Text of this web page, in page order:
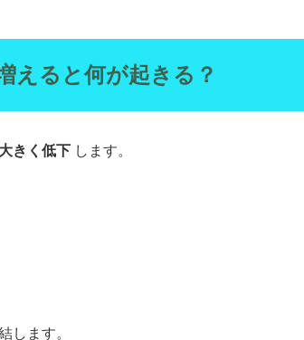
えると何が起きる？
きく低下 します。
します。